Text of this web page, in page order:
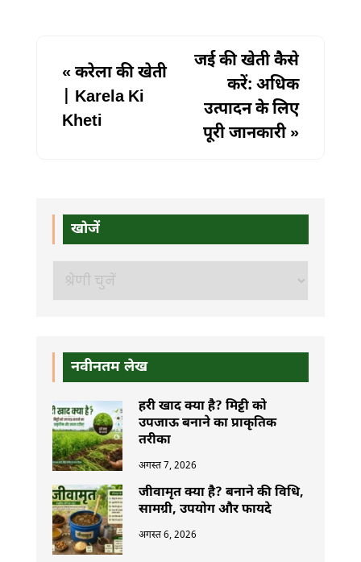
«करेला की खेती
| Karela Ki
Kheti
जई की खेती कैसे
करें: अधिक
उत्पादन के लिए
पूरी जानकारी»
खोजें
खोजें
नवीनतम लेख
हरी खाद क्या है? मिट्टी को
उपजाऊ बनाने का प्राकृतिक
तरीका
अगस्त 7, 2026
जीवामृत क्या है? बनाने की विधि,
सामग्री, उपयोग और फायदे
अगस्त 6, 2026